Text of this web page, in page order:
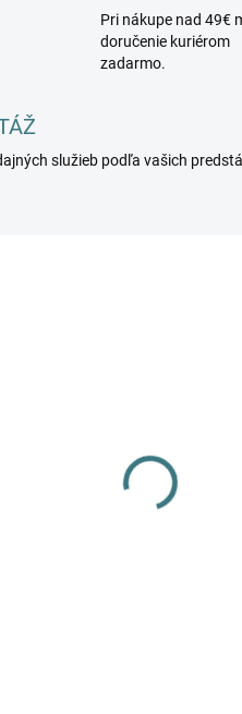
Pri nákupe nad 49€
doručenie kuriérom
zadarmo.
služieb podľa vašich